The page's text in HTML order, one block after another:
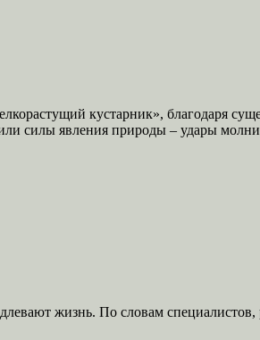
кустарник», благодаря
силы явления природы – удары
жизнь. По словам